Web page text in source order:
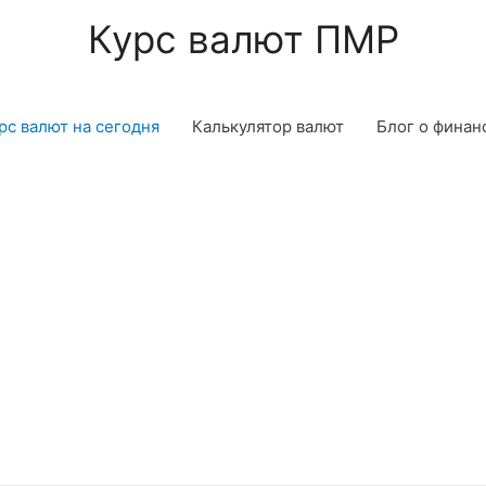
Курс валют ПМР
валют на сегодня Калькулятор валют Блог о